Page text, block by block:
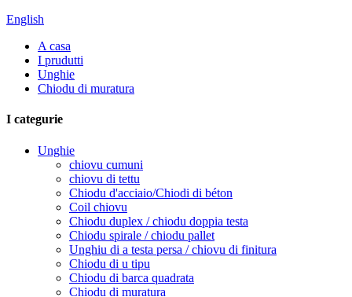
English
A casa
I prudutti
Unghie
Chiodu di muratura
I categurie
Unghie
chiovu cumuni
chiovu di tettu
Chiodu d'acciaio/Chiodi di béton
Coil chiovu
Chiodu duplex / chiodu doppia testa
Chiodu spirale / chiodu pallet
Unghiu di a testa persa / chiovu di finitura
Chiodu di u tipu
Chiodu di barca quadrata
Chiodu di muratura